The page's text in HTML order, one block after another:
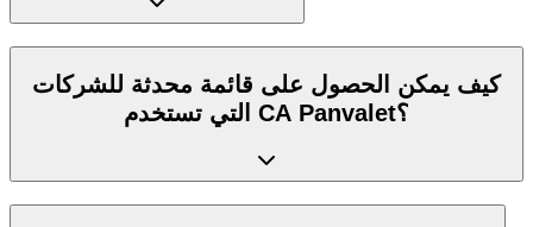
كيف يمكن الحصول على قائمة محدثة للشركات
التي تستخدم CA Panvalet؟